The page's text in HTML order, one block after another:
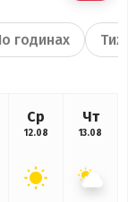
годинах
Ср
12.08
Чт
13.08